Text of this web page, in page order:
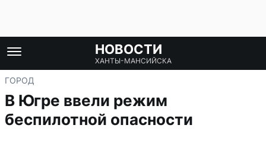
НОВОСТИ
ХАНТЫ-МАНСИЙСКА
ГОРОД
В Югре ввели режим
беспилотной опасности